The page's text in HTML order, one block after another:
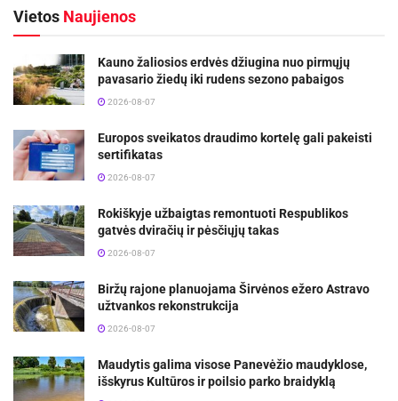
Vietos Naujienos
Kauno žaliosios erdvės džiugina nuo pirmųjų
pavasario žiedų iki rudens sezono pabaigos
2026-08-07
Europos sveikatos draudimo kortelę gali pakeisti
sertifikatas
2026-08-07
Rokiškyje užbaigtas remontuoti Respublikos
gatvės dviračių ir pėsčiųjų takas
2026-08-07
Biržų rajone planuojama Širvėnos ežero Astravo
užtvankos rekonstrukcija
2026-08-07
Maudytis galima visose Panevėžio maudyklose,
išskyrus Kultūros ir poilsio parko braidyklą